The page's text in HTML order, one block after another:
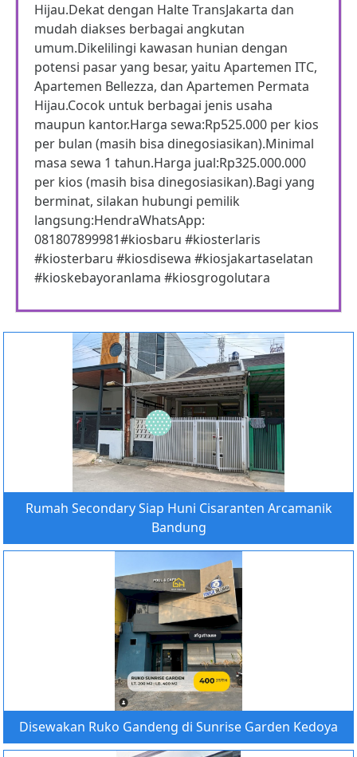
Hijau.Dekat dengan Halte TransJakarta dan
mudah diakses berbagai angkutan
umum.Dikelilingi kawasan hunian dengan
potensi pasar yang besar, yaitu Apartemen ITC,
Apartemen Bellezza, dan Apartemen Permata
Hijau.Cocok untuk berbagai jenis usaha
maupun kantor.Harga sewa:Rp525.000 per kios
per bulan (masih bisa dinegosiasikan).Minimal
masa sewa 1 tahun.Harga jual:Rp325.000.000
per kios (masih bisa dinegosiasikan).Bagi yang
berminat, silakan hubungi pemilik
langsung:HendraWhatsApp:
081807899981#kiosbaru #kiosterlaris
#kiosterbaru #kiosdisewa #kiosjakartaselatan
#kioskebayoranlama #kiosgrogolutara
Rumah Secondary Siap Huni Cisaranten Arcamanik
Bandung
Disewakan Ruko Gandeng di Sunrise Garden Kedoya